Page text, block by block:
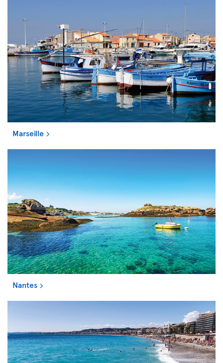
Marseille
Nantes